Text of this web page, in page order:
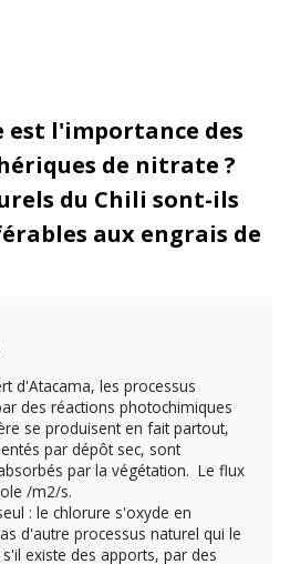
est l'importance des
de nitrate ?
du Chili sont-ils
aux engrais de
d'Atacama, les processus
des réactions photochimiques
se produisent en fait partout,
par dépôt sec, sont
par la végétation. Le flux
/m2/s.
: le chlorure s'oxyde en
d'autre processus naturel qui le
existe des apports, par des